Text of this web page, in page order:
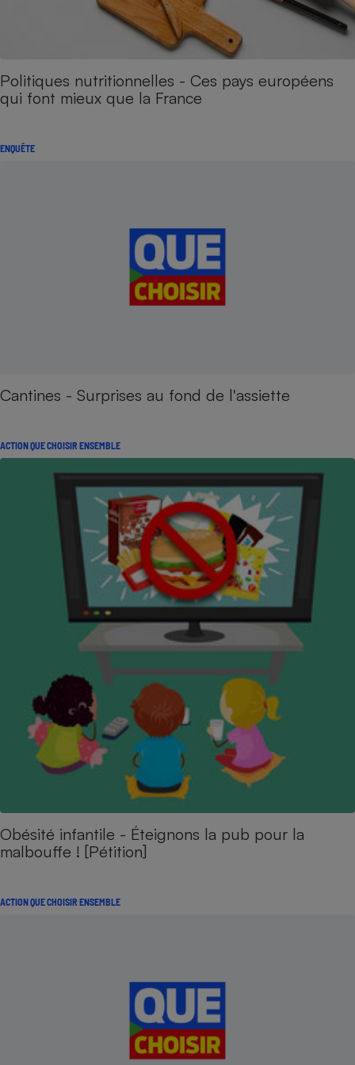
Politiques nutritionnelles - Ces pays européens
qui font mieux que la France
ENQUÊTE
Cantines - Surprises au fond de l'assiette
ACTION QUE CHOISIR ENSEMBLE
Obésité infantile - Éteignons la pub pour la
malbouffe ! [Pétition]
ACTION QUE CHOISIR ENSEMBLE